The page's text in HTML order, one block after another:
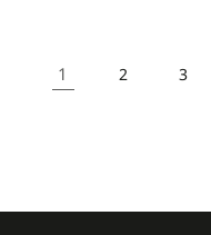
1 2 3